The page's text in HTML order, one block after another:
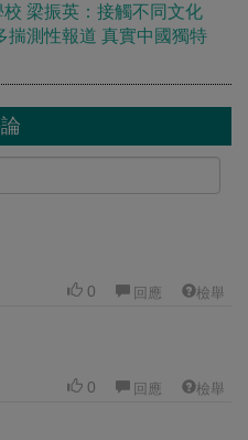
校 梁振英：接觸不同文化
揣測性報道 真實中國獨特
0 回應 檢舉
0 回應 檢舉